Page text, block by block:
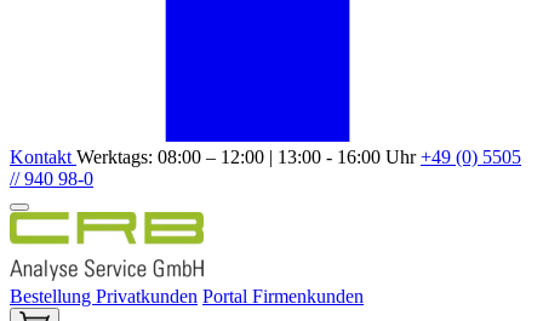
Kontakt Werktags: 08:00 – 12:00 | 13:00 - 16:00 Uhr+49 (0) 5505
// 940 98-0
Bestellung Privatkunden Portal Firmenkunden